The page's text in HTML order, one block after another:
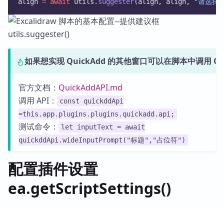
如果想实现 QuickAdd 的其他窗口可以在脚本中调用
官方文档： QuickAddAPI.md
调用 API：
const quickddApi
=this.app.plugins.plugins.quickadd.api;
测试命令：
let inputText = await
quickddApi.wideInputPrompt("标题","占位符")
配置插件设置
ea.getScriptSettings()